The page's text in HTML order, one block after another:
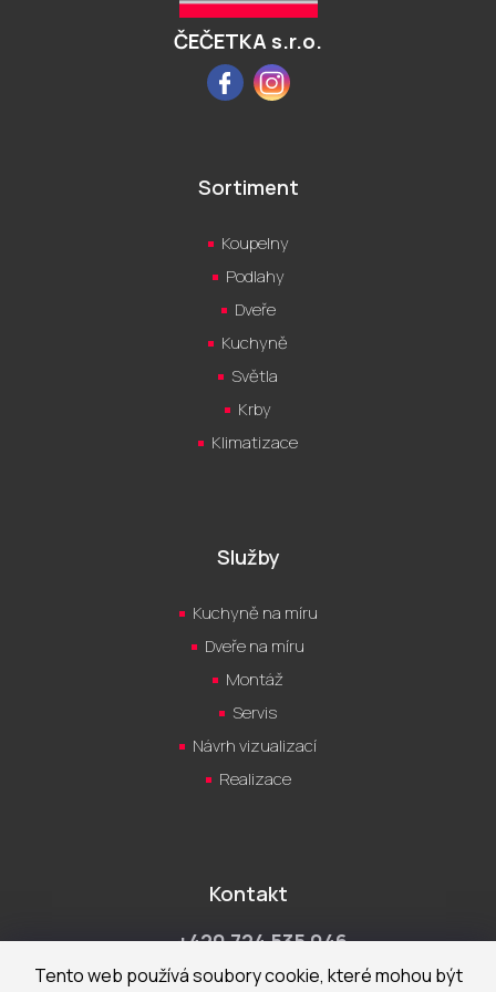
Tento web používá soubory cookie, které mohou být
ČEČETKA s.r.o.
FacebookInstagram
Sortiment
Koupelny
Podlahy
Dveře
Kuchyně
Světla
Krby
Klimatizace
Služby
Kuchyně na míru
Dveře na míru
Montáž
Servis
Návrh vizualizací
Realizace
Kontakt
+420 724 535 046
Po-Pá 9:00 - 18:00 hod